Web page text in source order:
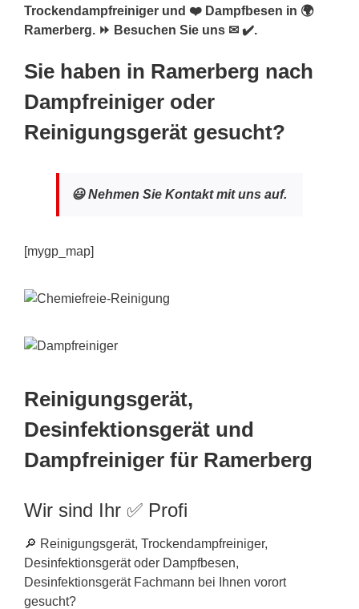
Trockendampfreiniger und ❤️ Dampfbesen in 🌍
Ramerberg. ⏩ Besuchen Sie uns ✉ ✔️.
Sie haben in Ramerberg nach
Dampfreiniger oder
Reinigungsgerät gesucht?
😃 Nehmen Sie Kontakt mit uns auf.
[mygp_map]
Reinigungsgerät,
Desinfektionsgerät und
Dampfreiniger für Ramerberg
Wir sind Ihr ✅ Profi
🔎 Reinigungsgerät, Trockendampfreiniger,
Desinfektionsgerät oder Dampfbesen,
Desinfektionsgerät Fachmann bei Ihnen vorort
gesucht?